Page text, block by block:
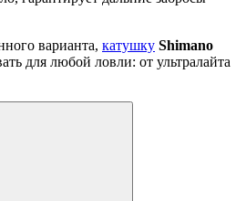
варианта, катушку Shimano
для любой ловли: от ультралайта